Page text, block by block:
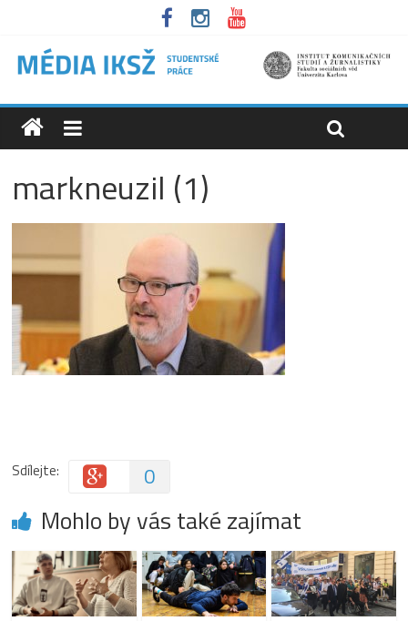
markneuzil (1)
Sdílejte: 0
Mohlo by vás také zajímat